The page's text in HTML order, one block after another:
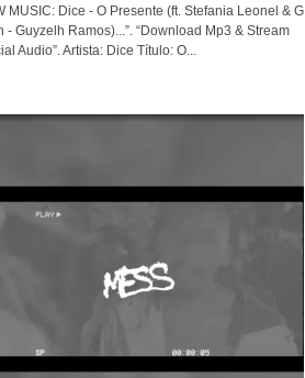
MUSIC: Dice - O Presente (ft. Stefania Leonel & G
- Guyzelh Ramos)...”. “Download Mp3 & Stream
Audio”. Artista: Dice Título: O...